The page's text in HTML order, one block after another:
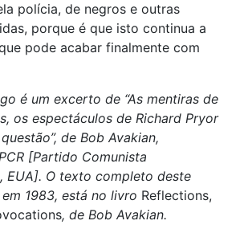
polícia, de negros e outras
porque é que isto continua a
pode acabar finalmente com
é um excerto de “As mentiras de
os espectáculos de Richard Pryor
de Bob Avakian,
[Partido Comunista
EUA]. O texto completo deste
1983, está no livro Reflections,
, de Bob Avakian.